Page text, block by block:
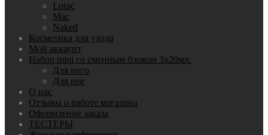
Lorac
Mac
Nаked
Косметика для ухода
Мой аккаунт
Набор mini со сменным блоком 3х20мл.
Для него
Для нее
О нас
Отзывы о работе магазина
Оформление заказа
ТЕСТЕРЫ